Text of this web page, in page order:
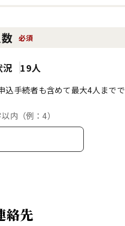
必須
況 19人
込手続者も含めて最大4人まで
内（例：4）
絡先